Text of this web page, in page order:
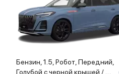
Бензин, 1.5, Робот, Передний,